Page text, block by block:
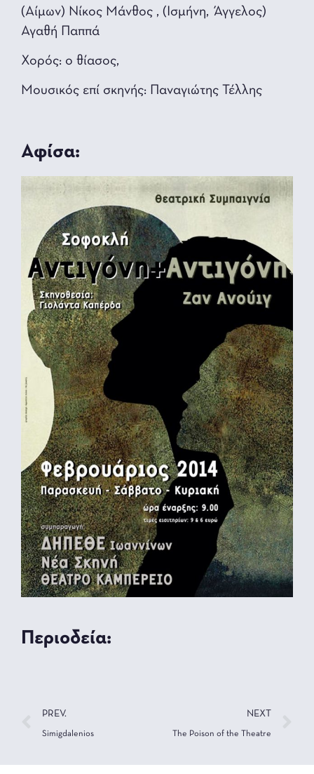
(Αίμων) Νίκος Μάνθος , (Ισμήνη, Άγγελος)
Αγαθή Παππά
Χορός: ο θίασος,
Μουσικός επί σκηνής: Παναγιώτης Τέλλης
Αφίσα:
Περιοδεία:
PREV.
Simigdalenios
NEXT
The Poison of the Theatre